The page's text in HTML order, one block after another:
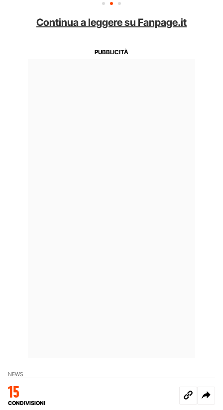
Continua a leggere su Fanpage.it
NEWS
15
CONDIVISIONI